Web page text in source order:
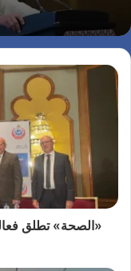
«الصحة» تطلق